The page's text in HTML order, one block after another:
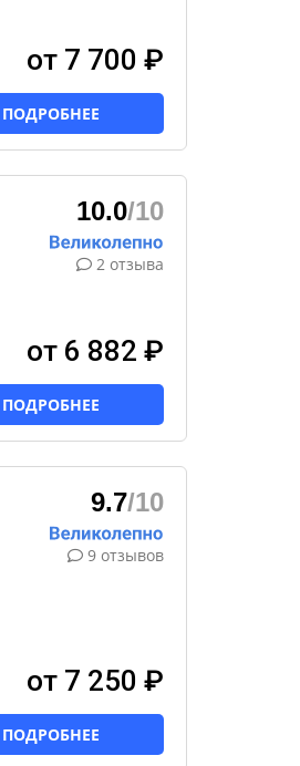
от 7 700 ₽
ПОДРОБНЕЕ
10.0/10
2 отзыва
от 6 882 ₽
ПОДРОБНЕЕ
9.7/10
9 отзывов
от 7 250 ₽
ПОДРОБНЕЕ